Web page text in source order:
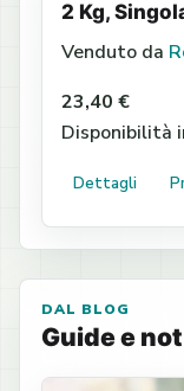
2 Kg,
Venduto da
23,40 €
Disponibilità
Dettagli
DAL BLOG
Guide e